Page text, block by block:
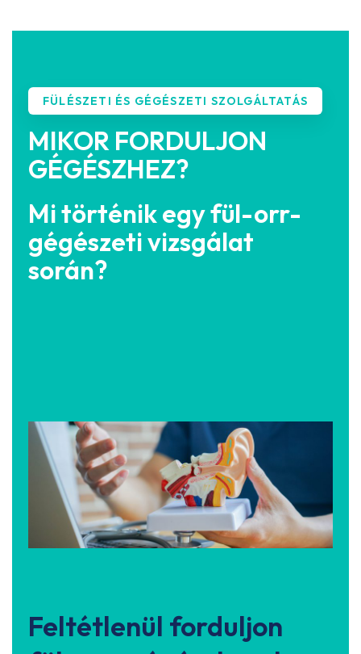
FÜLÉSZETI ÉS GÉGÉSZETI SZOLGÁLTATÁS
MIKOR FORDULJON
GÉGÉSZHEZ?
Mi történik egy fül-orr-
gégészeti vizsgálat
során?
Feltétlenül forduljon